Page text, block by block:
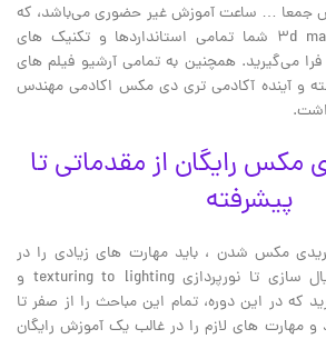
جمعا … ساعت آموزش غیر حضوری می‌باشد، که
در پایان دوره آموزش 3d max شما تمامی استانداردها و تکنیک های
می‌گیرید. همچنین به تمامی آرشیو فیلم های
و آینده آکادمی تری دی مکس اکادمی مهندس
رایگان از مقدماتی تا
پیشرفته
مکس شدن ، باید مهارت های زیادی را در
حجاری sculpting ، متریال سازی تا نورپردازی texturing to lighting و
که در این دوره، تمام این مباحث را از صفر تا
مهارت های لازم را در غالب یک آموزش رایگان